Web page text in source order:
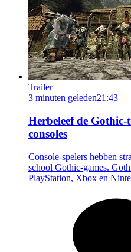
Trailer
3 minuten geleden21:43
Herbeleef de
consoles
Console-spelers hebben
school Gothic-games.
PlayStation, Xbox en